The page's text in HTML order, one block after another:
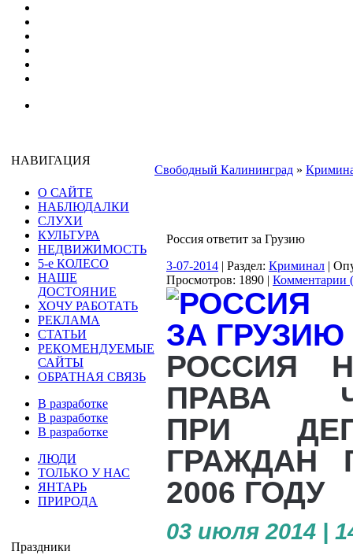
НАВИГАЦИЯ
О САЙТЕ
НАБЛЮДАЛКИ
СЛУХИ
КУЛЬТУРА
НЕДВИЖИМОСТЬ
5-е КОЛЕСО
НАШЕ
ДОСТОЯНИЕ
ХОЧУ РАБОТАТЬ
РЕКЛАМА
СТАТЬИ
РЕКОМЕНДУЕМЫЕ
САЙТЫ
ОБРАТНАЯ СВЯЗЬ
В разработке
В разработке
В разработке
ЛЮДИ
ТОЛЬКО У НАС
ЯНТАРЬ
ПРИРОДА
Праздники
Свободный Калининград »
Россия ответит за Грузию
3-07-2014 | Раздел: Криминал |
Просмотров: 1890 | Комментарии
РОССИЯ
ПРАВА
ПРИ
ГРАЖДАН
2006 ГОДУ
03 июля 2014 |